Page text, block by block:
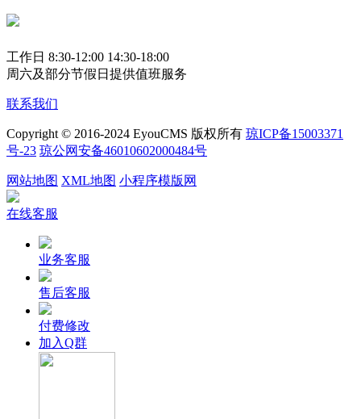
工作日 8:30-12:00 14:30-18:00
周六及部分节假日提供值班服务
联系我们
Copyright © 2016-2024 EyouCMS 版权所有 琼ICP备15003371
号-23 琼公网安备46010602000484号
网站地图 XML地图 小程序模版网
在线客服
业务客服
售后客服
付费修改
加入Q群